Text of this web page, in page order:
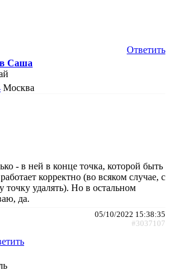
Ответить
Саша
Москва
- в ней в конце точка, которой быть
корректно (во всяком случае, с
точку удалять). Но в остальном
да.
05/10/2022 15:38:35
#3037107